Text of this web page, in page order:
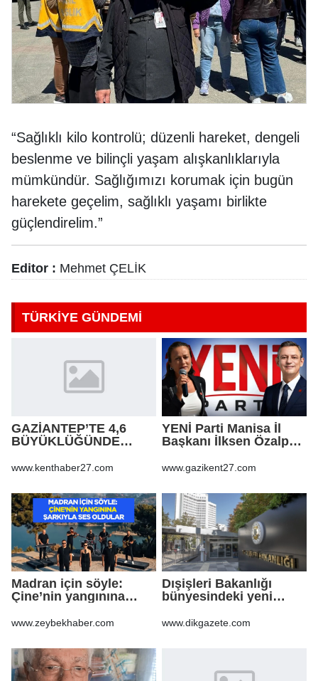
“Sağlıklı kilo kontrolü; düzenli hareket, dengeli
beslenme ve bilinçli yaşam alışkanlıklarıyla
mümkündür. Sağlığımızı korumak için bugün
harekete geçelim, sağlıklı yaşamı birlikte
güçlendirelim.”
Editor : Mehmet ÇELİK
TÜRKİYE GÜNDEMİ
GAZİANTEP’TE 4,6
BÜYÜKLÜĞÜNDE
www.kenthaber27.com
YENİ Parti Manisa İl
Başkanı İlksen Özalper
www.gazikent27.com
Madran için söyle:
Çine’nin yangınına
www.zeybekhaber.com
Dışişleri Bakanlığı
bünyesindeki yeni
Gazete'de
www.dikgazete.com